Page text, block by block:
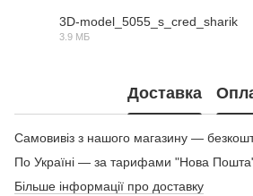
3D-model_5055_s_cred_sharik
3.9 МБ
Доставка
Самовивіз з нашого магазину —
По Україні — за тарифами "Нова
Більше інформації про доставку